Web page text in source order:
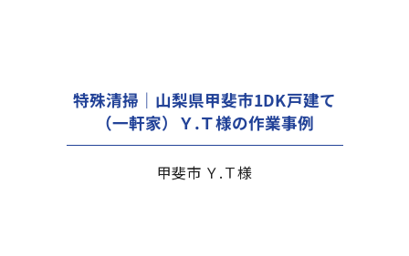
特殊清掃｜山梨県甲斐市1DK戸建て
（一軒家）Ｙ.Ｔ様の作業事例
甲斐市 Ｙ.Ｔ様